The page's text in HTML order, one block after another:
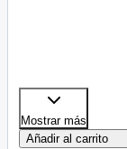
Mostrar más
Añadir al carrito